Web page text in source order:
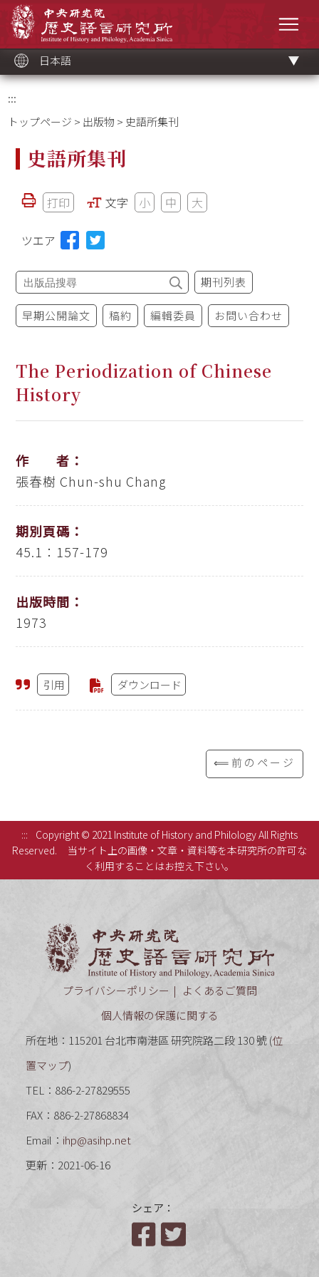
ッ
ク
日本語
:::
トップページ > 出版物 > 史語所集刊
史語所集刊
打印 文字 小 中 大
ツエア
期刊列表
早期公開論文 稿約 編輯委員 お問い合わせ
The Periodization of Chinese
History
作 者：
張春樹 Chun-shu Chang
期別頁碼：
45.1：157-179
出版時間：
1973
引用 ダウンロード
⟸前のページ
:::
Copyright © 2021 Institute of History and Philology All Rights
Reserved.
当サイト上の画像・文章・資料等を本研究所の許可な
く利用することはお控え下さい。
プライバシーポリシー
よくあるご質問
個人情報の保護に関する
所在地：115201 台北市南港區 研究院路二段 130 號 (位
置マップ)
TEL：886-2-27829555
FAX：886-2-27868834
Email： ihp@asihp.net
更新：2021-06-16
シェア：
Facebook